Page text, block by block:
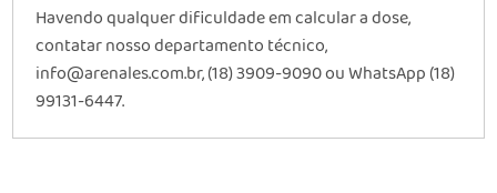
Havendo qualquer dificuldade em calcular a dose,
contatar nosso departamento técnico,
info@arenales.com.br, (18) 3909-9090 ou WhatsApp (18)
99131-6447.